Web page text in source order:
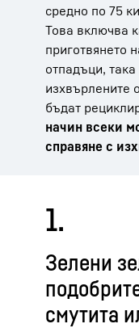
средно по 75
Това включва
приготвянето
отпадъци,
изхвърлените
бъдат
начин всеки
справяне с
1.
Зелени
смутита